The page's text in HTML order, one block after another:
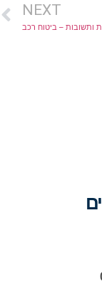
NEXT
ותשובות – ביטוח רכב